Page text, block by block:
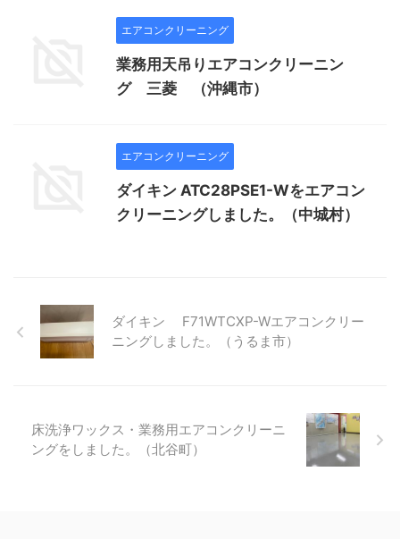
エアコンクリーニング
業務用天吊りエアコンクリーニン
グ 三菱 （沖縄市）
エアコンクリーニング
ダイキン ATC28PSE1-Wをエアコン
クリーニングしました。（中城村）
ダイキン F71WTCXP-Wエアコンクリー
ニングしました。（うるま市）
床洗浄ワックス・業務用エアコンクリーニ
ングをしました。（北谷町）